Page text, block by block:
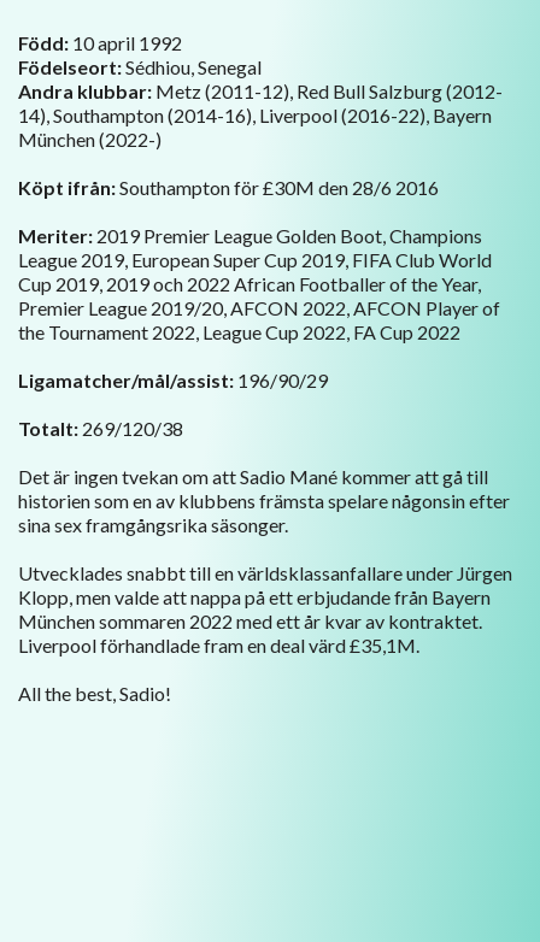
Född: 10 april 1992
Födelseort:Sédhiou, Senegal
Andra klubbar: Metz (2011-12), Red Bull Salzburg (2012-
14), Southampton (2014-16), Liverpool (2016-22), Bayern
München (2022-)
Köpt ifrån:Southampton för £30M den 28/6 2016
Meriter: 2019 Premier League Golden Boot, Champions
League 2019, European Super Cup 2019, FIFA Club World
Cup 2019, 2019 och 2022 African Footballer of the Year,
Premier League 2019/20, AFCON 2022, AFCON Player of
the Tournament 2022, League Cup 2022, FA Cup 2022
Ligamatcher/mål/assist: 196/90/29
Totalt: 269/120/38
Det är ingen tvekan om att Sadio Mané kommer att gå till
historien som en av klubbens främsta spelare någonsin efter
sina sex framgångsrika säsonger.
Utvecklades snabbt till en världsklassanfallare under Jürgen
Klopp, men valde att nappa på ett erbjudande från Bayern
München sommaren 2022 med ett år kvar av kontraktet.
Liverpool förhandlade fram en deal värd £35,1M.
All the best, Sadio!